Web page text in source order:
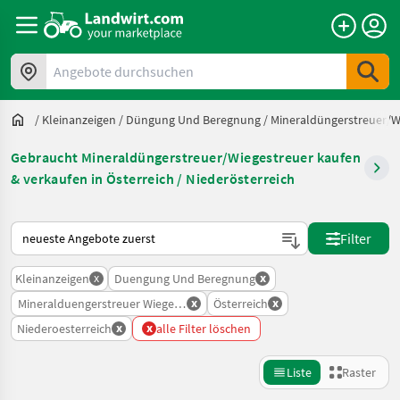
Angebote durchsuchen
/ Kleinanzeigen / Düngung Und Beregnung / Mineraldüngerstreuer/
Gebraucht Mineraldüngerstreuer/Wiegestreuer kaufen
& verkaufen in Österreich / Niederösterreich
So wird auf Landwirt.com sortiert
Filter
Kleinanzeigen x Duengung Und Beregnung x
Mineralduengerstreuer Wiegestreuer
x Österreich x
Niederoesterreich x x alle Filter löschen
Liste Raster